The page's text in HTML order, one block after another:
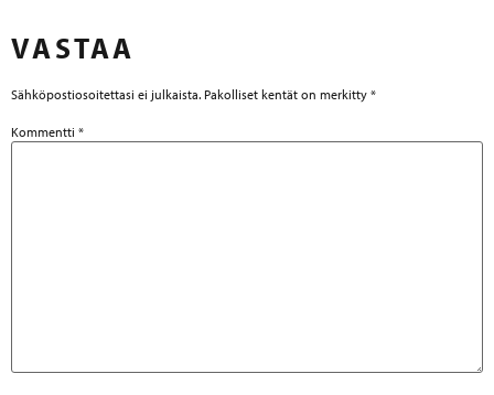
VASTAA
Sähköpostiosoitettasi ei julkaista. Pakolliset kentät on merkitty *
Kommentti *